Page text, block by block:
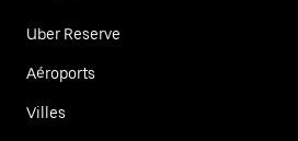
Uber Reserve
Aéroports
Villes